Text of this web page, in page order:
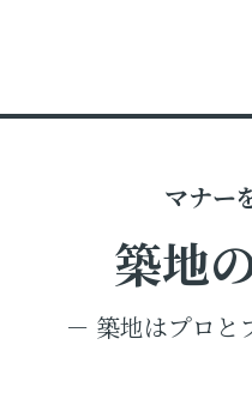
マナー
築地
－ 築地はプロと